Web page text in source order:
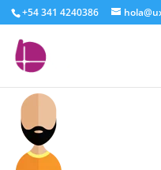
+54 341 4240386
nosotros-5